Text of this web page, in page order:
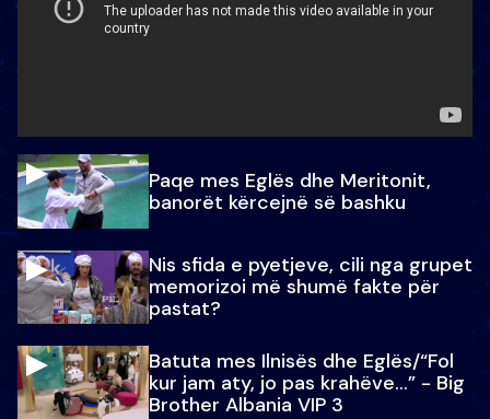
Paqe mes Eglës dhe Meritonit,
banorët kërcejnë së bashku
Nis sfida e pyetjeve, cili nga grupet
memorizoi më shumë fakte për
pastat?
Batuta mes Ilnisës dhe Eglës/“Fol
kur jam aty, jo pas krahëve…” - Big
Brother Albania VIP 3